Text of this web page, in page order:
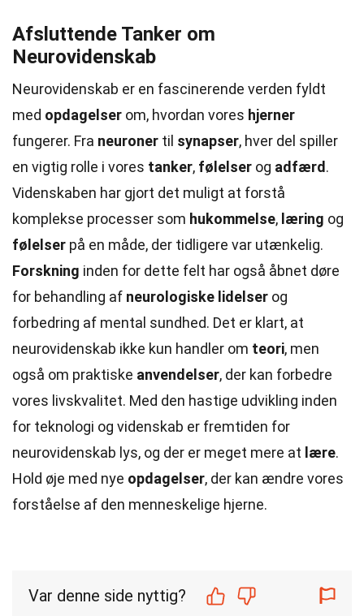
Afsluttende Tanker om
Neurovidenskab
Neurovidenskab er en fascinerende verden fyldt
med opdagelser om, hvordan vores hjerner
fungerer. Fra neuroner til synapser, hver del spiller
en vigtig rolle i vores tanker, følelser og adfærd .
Videnskaben har gjort det muligt at forstå
komplekse processer som hukommelse, læring og
følelser på en måde, der tidligere var utænkelig.
Forskning inden for dette felt har også åbnet døre
for behandling af neurologiske lidelser og
forbedring af mental sundhed. Det er klart, at
neurovidenskab ikke kun handler om teori, men
også om praktiske anvendelser, der kan forbedre
vores livskvalitet. Med den hastige udvikling inden
for teknologi og videnskab er fremtiden for
neurovidenskab lys, og der er meget mere at lære.
Hold øje med nye opdagelser, der kan ændre vores
forståelse af den menneskelige hjerne.
Var denne side nyttig?